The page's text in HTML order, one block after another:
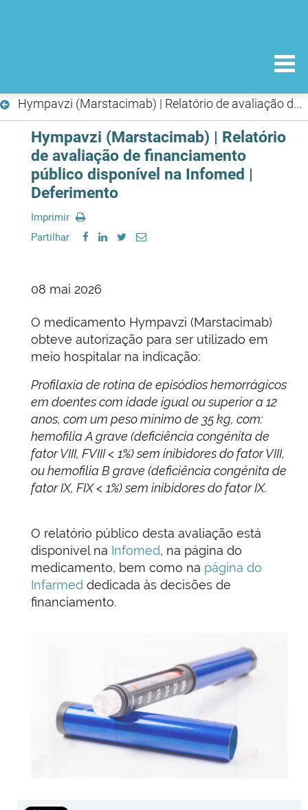
Hympavzi (Marstacimab) | Relatório de avaliação de financiamento público disponível na Infomed | Deferimento
Hympavzi (Marstacimab) | Relatório
de avaliação de financiamento
público disponível na Infomed |
Deferimento
Imprimir
Partilhar
08 mai 2026
O medicamento Hympavzi (Marstacimab)
obteve autorização para ser utilizado em
meio hospitalar na indicação:
Profilaxia de rotina de episódios hemorrágicos
em doentes com idade igual ou superior a 12
anos, com um peso mínimo de 35 kg, com:
hemofilia A grave (deficiência congénita de
fator VIII, FVIII < 1%) sem inibidores do fator VIII,
ou hemofilia B grave (deficiência congénita de
fator IX, FIX < 1%) sem inibidores do fator IX.
O relatório público desta avaliação está
disponível na Infomed, na página do
medicamento, bem como na página do
Infarmed dedicada às decisões de
financiamento.